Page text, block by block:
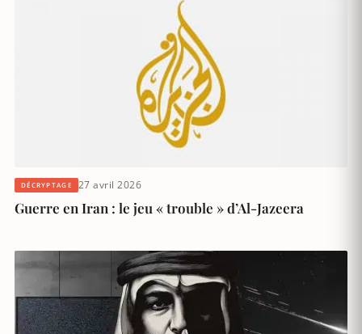
DÉCRYPTAGE 27 avril 2026
Guerre en Iran : le jeu « trouble » d’Al-Jazeera